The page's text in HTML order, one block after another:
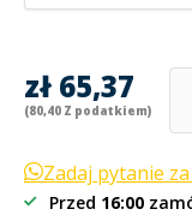
zł 65,37
(80,40 Z podatkiem)
Zadaj pytanie
Przed 16:00